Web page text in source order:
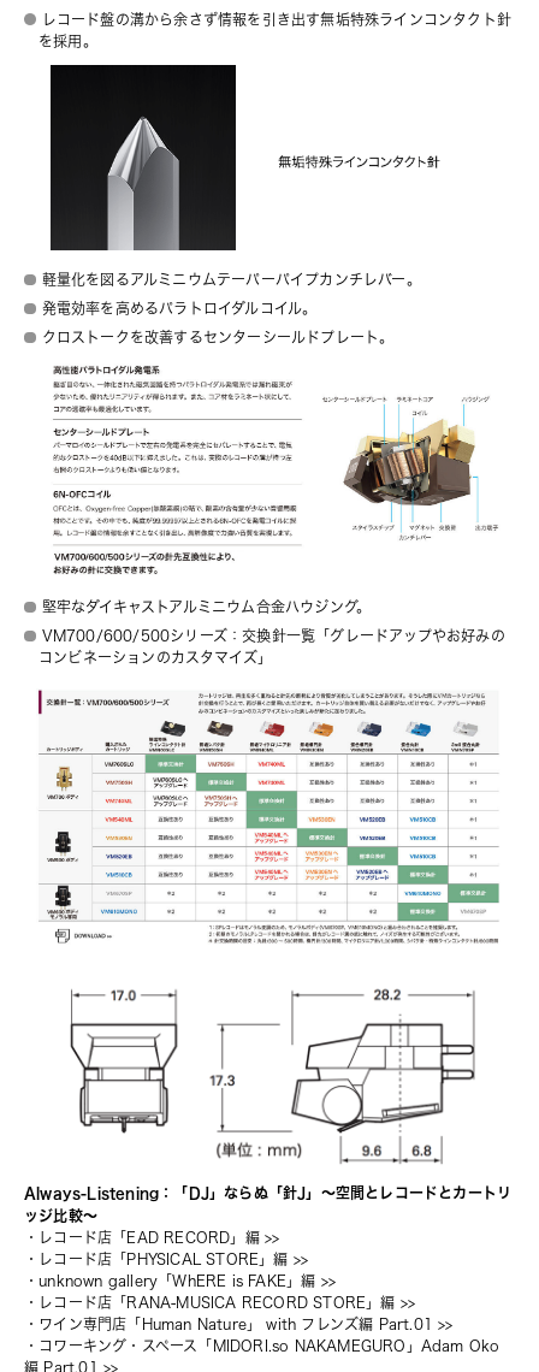
レコード盤の溝から余さず情報を引き出す無垢特殊ラインコンタクト針
を採用。
軽量化を図るアルミニウムテーパーパイプカンチレバー。
発電効率を高めるパラトロイダルコイル。
クロストークを改善するセンターシールドプレート。
堅牢なダイキャストアルミニウム合金ハウジング。
VM700/600/500シリーズ：交換針一覧「グレードアップやお好みの
コンビネーションのカスタマイズ」
Always-Listening：「DJ」ならぬ「針J」〜空間とレコードとカートリ
ッジ比較〜
・ レコード店「EAD RECORD」編 >>
・ レコード店「PHYSICAL STORE」編 >>
・unknown gallery「WhERE is FAKE」編 >>
・ レコード店「RANA-MUSICA RECORD STORE」編 >>
・ ワイン専門店「Human Nature」 with フレンズ編 Part.01 >>
・ コワーキング・スペース「MIDORI.so NAKAMEGURO」Adam Oko
編 Part.01 >>